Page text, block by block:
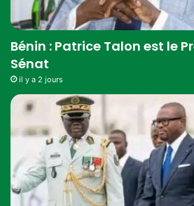
Bénin : Patrice Talon est le
Sénat
il y a 2 jours